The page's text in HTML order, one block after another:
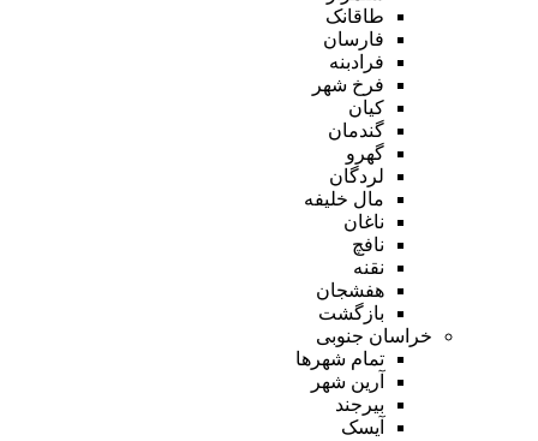
طاقانک
فارسان
فرادبنه
فرخ شهر
کیان
گندمان
گهرو
لردگان
مال خلیفه
ناغان
نافچ
نقنه
هفشجان
بازگشت
خراسان جنوبی
تمام شهر‌ها
آرین شهر
بیرجند
آیسک